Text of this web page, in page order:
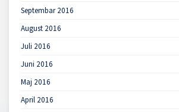
Septembar 2016
August 2016
Juli 2016
Juni 2016
Maj 2016
April 2016